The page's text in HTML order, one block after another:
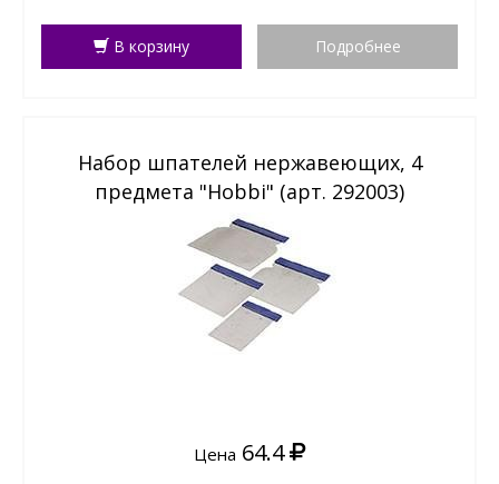
В корзину Подробнее
Набор шпателей нержавеющих, 4
предмета "Hobbi" (арт. 292003)
Цена 64.4